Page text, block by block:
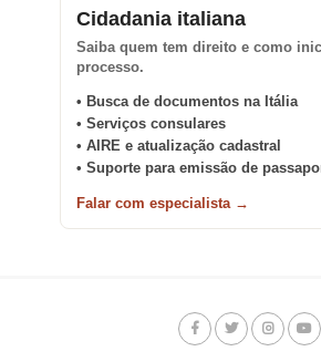
Cidadania italiana
Saiba quem tem direito e como
processo.
• Busca de documentos na Itália
• Serviços consulares
• AIRE e atualização cadastral
• Suporte para emissão de
Falar com especialista →